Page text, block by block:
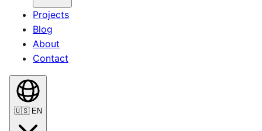
Projects
Blog
About
Contact
🇺🇸 EN